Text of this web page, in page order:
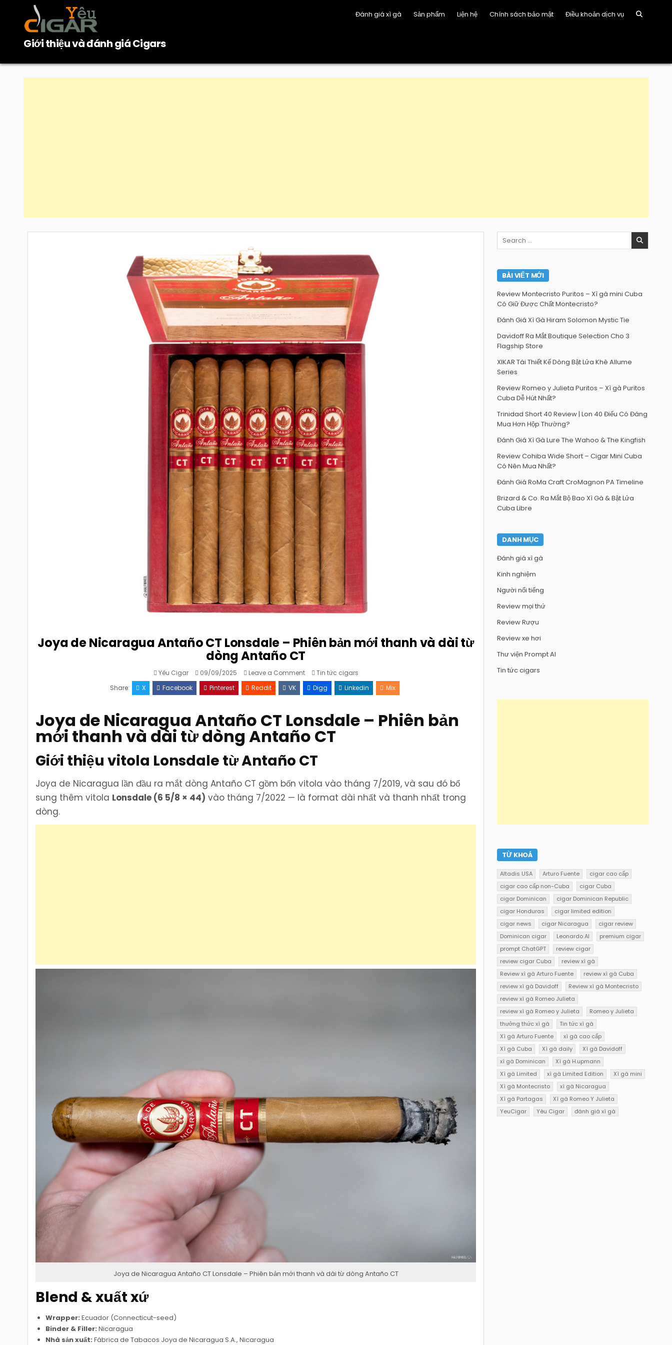
content
Giới thiệu và đánh giá Cigars
Đánh giá xì gà Sản phẩm Liện hệ Chính sách bảo mật Điều khoản dịch vụ
Joya de Nicaragua Antaño CT Lonsdale – Phiên bản mới thanh và dài từ
dòng Antaño CT
Yêu Cigar 09/09/2025 Leave a Commenton
de
Nicaragua
Antaño
Phiên
bản
mới
thanh
và
từ
dòng
Antaño
Posted
Tin tức cigars
Share:
X Facebook Pinterest Reddit VK Digg Linkedin Mix
Joya de Nicaragua Antaño CT Lonsdale – Phiên bản
mới thanh và dài từ dòng Antaño CT
Giới thiệu vitola Lonsdale từ Antaño CT
Joya de Nicaragua lần đầu ra mắt dòng Antaño CT gồm bốn vitola vào tháng 7/2019, và sau đó bổ
sung thêm vitola Lonsdale (6 5/8 × 44) vào tháng 7/2022 — là format dài nhất và thanh nhất trong
dòng.
Joya de Nicaragua Antaño CT Lonsdale – Phiên bản mới thanh và dài từ dòng Antaño CT
Blend & xuất xứ
Wrapper: Ecuador (Connecticut-seed)
Binder & Filler: Nicaragua
Nhà sản xuất: Fábrica de Tabacos Joya de Nicaragua S.A., Nicaragua
Search
for:
BÀI VIẾT MỚI
Review Montecristo Puritos – Xì gà mini Cuba
Có Giữ Được Chất Montecristo?
Đánh Giá Xì Gà Hiram Solomon Mystic Tie
Davidoff Ra Mắt Boutique Selection Cho 3
Flagship Store
XIKAR Tái Thiết Kế Dòng Bật Lửa Khè Allume
Series
Review Romeo y Julieta Puritos – Xì gà Puritos
Cuba Dễ Hút Nhất?
Trinidad Short 40 Review | Lon 40 Điếu Có Đáng
Mua Hơn Hộp Thường?
Đánh Giá Xì Gà Lure The Wahoo & The Kingfish
Review Cohiba Wide Short – Cigar Mini Cuba
Có Nên Mua Nhất?
Đánh Giá RoMa Craft CroMagnon PA Timeline
Brizard & Co. Ra Mắt Bộ Bao Xì Gà & Bật Lửa
Cuba Libre
DANH MỤC
Đánh giá xì gà
Kinh nghiệm
Người nổi tiếng
Review mọi thứ
Review Rượu
Review xe hơi
Thư viện Prompt AI
Tin tức cigars
TỪ KHOÁ
Altadis USA Arturo Fuente
cigar cao cấp
cigar cao cấp non-Cuba
cigar Cuba
cigar Dominican
cigar Dominican Republic
cigar Honduras
cigar limited edition
cigar news
cigar Nicaragua
cigar review
Dominican cigar
Leonardo AI
premium cigar
prompt ChatGPT
review cigar
review cigar Cuba
review xì gà
Review xì gà Arturo Fuente
review xì gà Cuba
review xì gà Davidoff
Review xì gà Montecristo
review xì gà Romeo Julieta
review xì gà Romeo y Julieta
Romeo y Julieta
thưởng thức xì gà
Tin tức xì gà
Xì gà Arturo Fuente
xì gà cao cấp
Xì gà Cuba
Xì gà daily
Xì gà Davidoff
xì gà Dominican
Xì gà H.upmann
Xì gà Limited
xì gà Limited Edition
Xì gà mini
Xì gà Montecristo
xì gà Nicaragua
Xì gà Partagas
Xì gà Romeo Y Julieta
YeuCigar
Yêu Cigar đánh giá xì gà